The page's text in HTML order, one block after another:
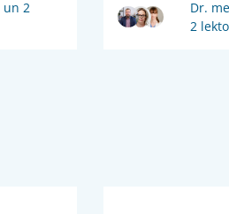
un 2
Dr.
2